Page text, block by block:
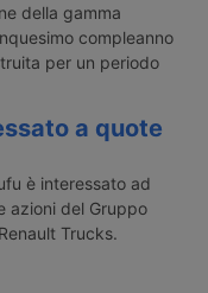
della gamma
compleanno
per un periodo
a quote
è interessato ad
azioni del Gruppo
Trucks.